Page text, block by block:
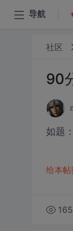
导航
社区
90
如题
给本帖
165